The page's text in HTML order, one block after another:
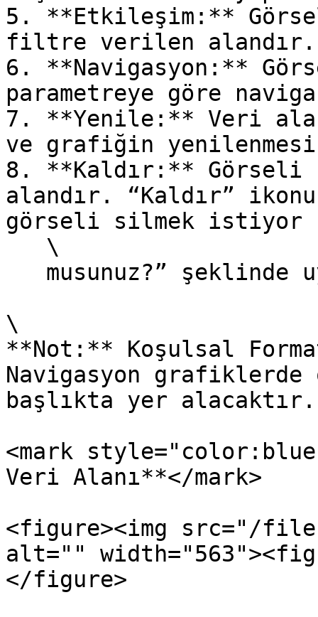
5. **Etkileşim:**
filtre verilen alandır.
6. **Navigasyon:**
parametreye göre
7. **Yenile:** Veri
ve grafiğin
8. **Kaldır:** Görseli
alandır. “Kaldır”
görseli silmek istiyor
\
**Not:** Koşulsal
Navigasyon grafiklerde
başlıkta yer alacaktır.
<mark
Veri Alanı**</mark>
<figure><img src="/files/
alt=""
</figure>